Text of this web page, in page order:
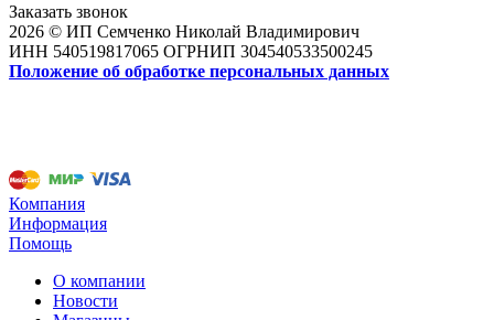
Заказать звонок
2026 © ИП Семченко Николай Владимирович
ИНН 540519817065 ОГРНИП 304540533500245
Положение об обработке персональных данных
Компания
Информация
Помощь
О компании
Новости